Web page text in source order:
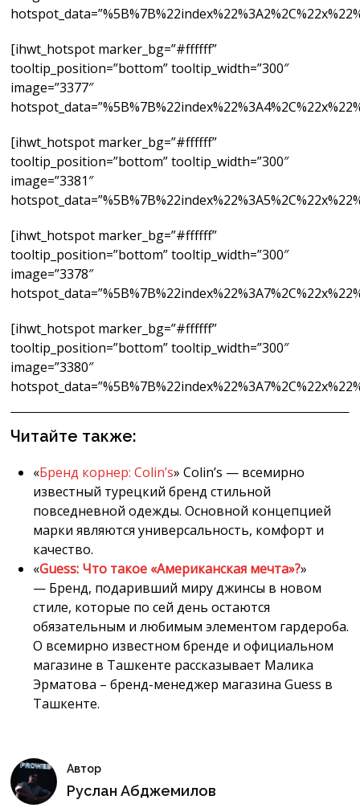
[ihwt_hotspot marker_bg=”#ffffff”
tooltip_position=”bottom” tooltip_width=”300″
image=”3377″
[ihwt_hotspot marker_bg=”#ffffff”
tooltip_position=”bottom” tooltip_width=”300″
image=”3381″
[ihwt_hotspot marker_bg=”#ffffff”
tooltip_position=”bottom” tooltip_width=”300″
image=”3378″
[ihwt_hotspot marker_bg=”#ffffff”
tooltip_position=”bottom” tooltip_width=”300″
image=”3380″
Читайте также:
«Бренд корнер: Colin’s» Colin’s — всемирно
известный турецкий бренд стильной
повседневной одежды. Основной концепцией
марки являются универсальность, комфорт и
качество.
«Guess: Что такое «Американская мечта»?»
— Бренд, подаривший миру джинсы в новом
стиле, которые по сей день остаются
обязательным и любимым элементом гардероба.
О всемирно известном бренде и официальном
магазине в Ташкенте рассказывает Малика
Эрматова – бренд-менеджер магазина Guess в
Ташкенте.
Автор
Руслан Абджемилов